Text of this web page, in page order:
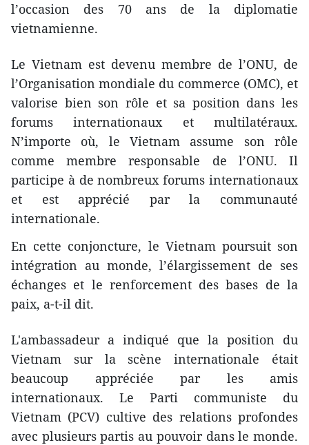
l’occasion des 70 ans de la diplomatie
vietnamienne.
Le Vietnam est devenu membre de l’ONU, de
l’Organisation mondiale du commerce (OMC), et
valorise bien son rôle et sa position dans les
forums internationaux et multilatéraux.
N’importe où, le Vietnam assume son rôle
comme membre responsable de l’ONU. ​Il
participe à de nombreux forums internationaux
et est apprécié par la communauté
internationale.
En cette conjoncture, le Vietnam ​poursuit son
intégration au monde, l’élargissement de ses
échanges et le renforcement des bases de la
paix, a-t-il dit.
L'ambassadeur a indiqué que la position du
Vietnam sur la scène internationale était
beaucoup appréciée par les amis
internationaux. Le ​Parti communiste du
Vietnam (PCV) cultive des relations profondes
avec plusieurs partis au pouvoir dans le monde.